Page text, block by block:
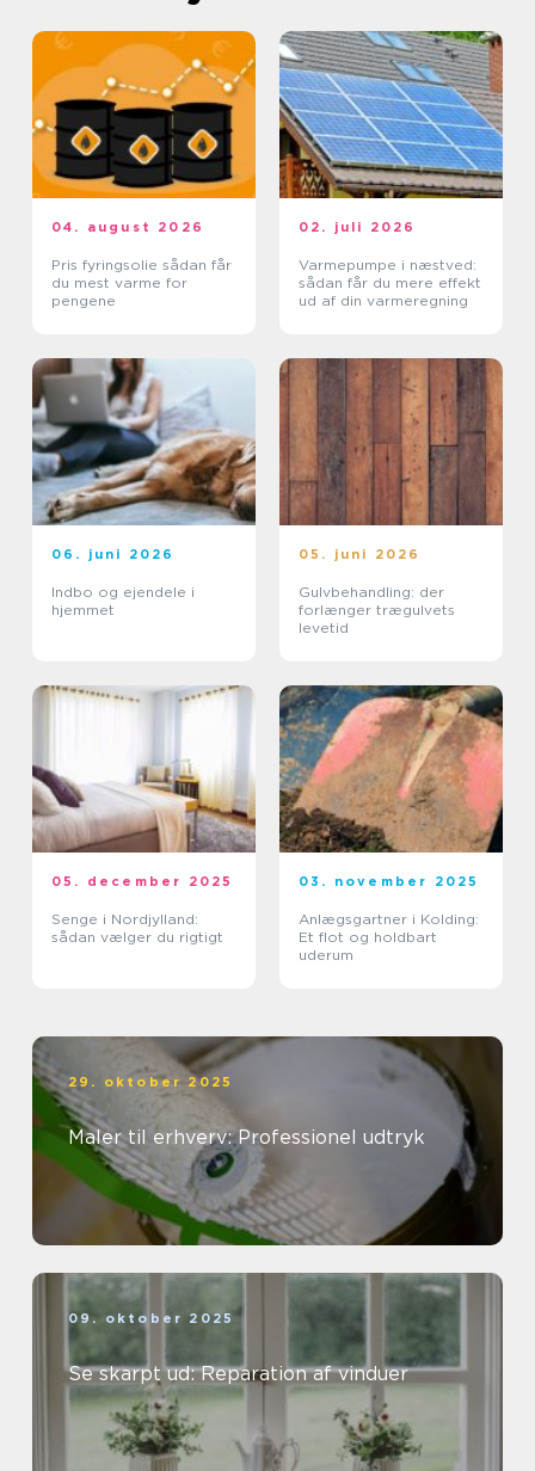
04. august 2026
Pris fyringsolie sådan får
du mest varme for
pengene
02. juli 2026
Varmepumpe i næstved:
sådan får du mere effekt
ud af din varmeregning
06. juni 2026
Indbo og ejendele i
hjemmet
05. juni 2026
Gulvbehandling: der
forlænger trægulvets
levetid
05. december 2025
Senge i Nordjylland:
sådan vælger du rigtigt
03. november 2025
Anlægsgartner i Kolding:
Et flot og holdbart
uderum
29. oktober 2025
Maler til erhverv: Professionel udtryk
09. oktober 2025
Se skarpt ud: Reparation af vinduer